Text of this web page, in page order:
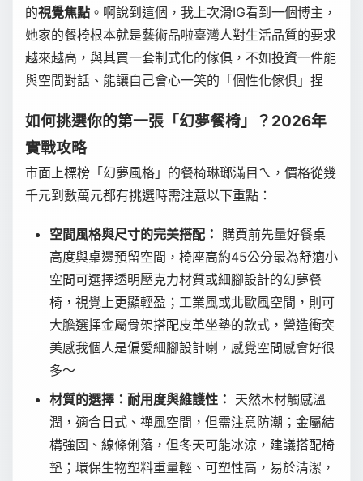
的視覺焦點 。啊說到這個，我上次滑IG看到一個博主，
她家的餐椅根本就是藝術品啦臺灣人對生活品質的要求
越來越高，與其買一套制式化的傢俱，不如投資一件能
與空間對話、能讓自己會心一笑的「個性化傢俱」捏
如何挑選你的第一張「幻夢餐椅」？2026年
實戰攻略
市面上標榜「幻夢風格」的餐椅琳瑯滿目ㄟ，價格從幾
千元到數萬元都有挑選時需注意以下重點：
空間風格與尺寸的完美搭配： 購買前先量好餐桌
高度與桌邊預留空間，椅座高約45公分最為舒適小
空間可選擇透明壓克力材質或細腳設計的幻夢餐
椅，視覺上更顯輕盈；工業風或北歐風空間，則可
大膽選擇金屬骨架搭配皮革坐墊的款式，營造衝突
美感我個人是偏愛細腳設計喇，感覺空間感會好很
多～
材質的選擇：耐用度與維護性： 天然木材觸感溫
潤，適合日式、禪風空間，但需注意防潮；金屬結
構強固、線條俐落，但冬天可能冰涼，建議搭配椅
墊；環保生物塑料重量輕、可塑性高，易於清潔，